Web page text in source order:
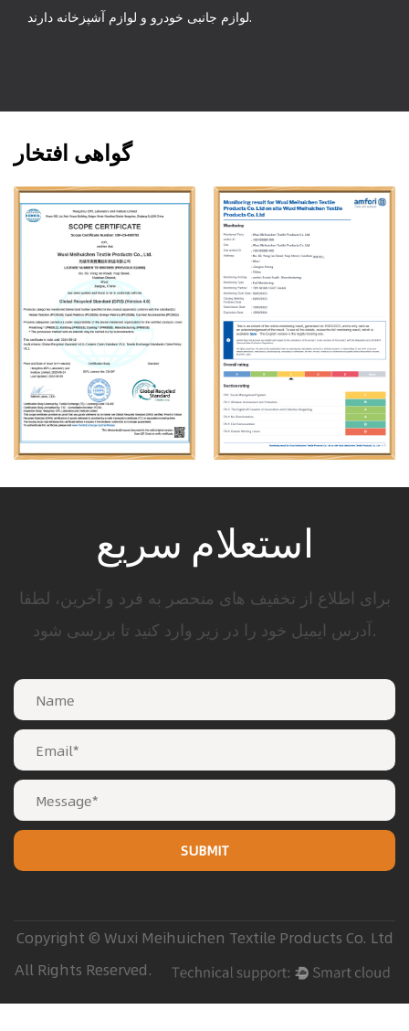
لوازم جانبی خودرو و لوازم آشپزخانه دارند.
گواهی افتخار
استعلام سریع
برای اطلاع از تخفیف های منحصر به فرد و آخرین، لطفا
آدرس ایمیل خود را در زیر وارد کنید تا بررسی شود.
Copyright © Wuxi Meihuichen Textile Products Co. Ltd
All Rights Reserved.